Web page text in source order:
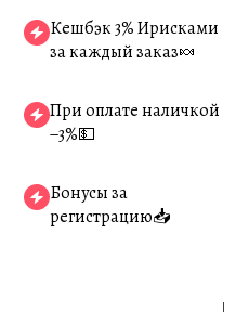
Кешбэк 3% Ирисками
за каждый заказ🍬
При оплате наличкой
−3%💵
Бонусы за
регистрацию📥